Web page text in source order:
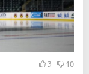
3 10